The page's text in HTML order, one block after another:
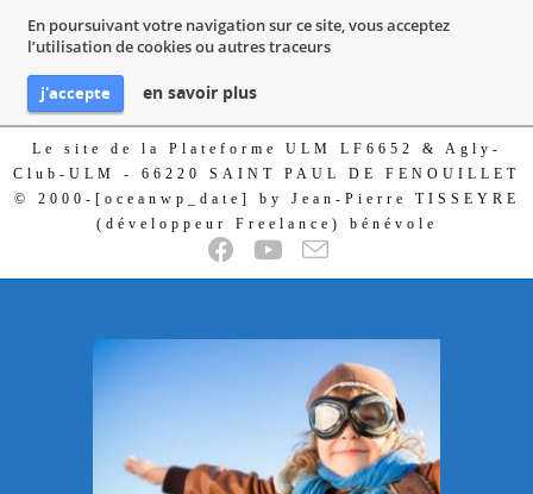
En poursuivant votre navigation sur ce site, vous acceptez
l’utilisation de cookies ou autres traceurs
j'accepte en savoir plus
Le site de la Plateforme ULM LF6652 & Agly-
Club-ULM - 66220 SAINT PAUL DE FENOUILLET
© 2000-[oceanwp_date] by Jean-Pierre TISSEYRE
(développeur Freelance) bénévole